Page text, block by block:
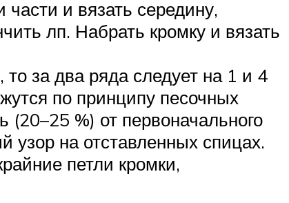
и вязать середину,
лп. Набрать кромку и вязать
за два ряда следует на 1 и 4
по принципу песочных
(20–25 %) от первоначального
узор на отставленных спицах.
петли кромки,